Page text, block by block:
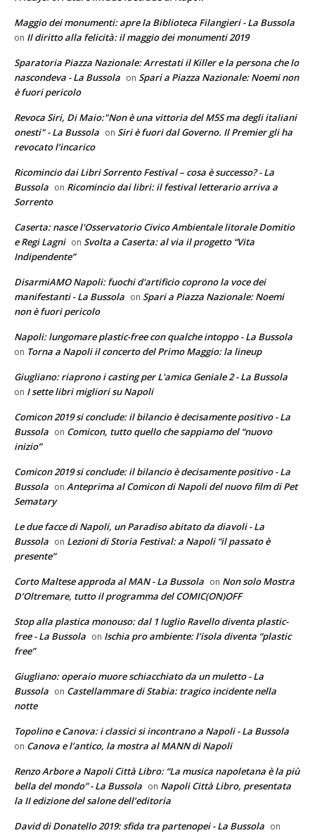
Maggio dei monumenti: apre la Biblioteca Filangieri - La Bussola
on Il diritto alla felicità: il maggio dei monumenti 2019
Sparatoria Piazza Nazionale: Arrestati il Killer e la persona che lo
nascondeva - La Bussola on Spari a Piazza Nazionale: Noemi non
è fuori pericolo
Revoca Siri, Di Maio:"Non è una vittoria del M5S ma degli italiani
onesti" - La Bussola on Siri è fuori dal Governo. Il Premier gli ha
revocato l’incarico
Ricomincio dai Libri Sorrento Festival – cosa è successo? - La
Bussola on Ricomincio dai libri: il festival letterario arriva a
Sorrento
Caserta: nasce l'Osservatorio Civico Ambientale litorale Domitio
e Regi Lagni on Svolta a Caserta: al via il progetto “Vita
Indipendente”
DisarmiAMO Napoli: fuochi d'artificio coprono la voce dei
manifestanti - La Bussola on Spari a Piazza Nazionale: Noemi
non è fuori pericolo
Napoli: lungomare plastic-free con qualche intoppo - La Bussola
on Torna a Napoli il concerto del Primo Maggio: la lineup
Giugliano: riaprono i casting per L'amica Geniale 2 - La Bussola
on I sette libri migliori su Napoli
Comicon 2019 si conclude: il bilancio è decisamente positivo - La
Bussola on Comicon, tutto quello che sappiamo del “nuovo
inizio”
Comicon 2019 si conclude: il bilancio è decisamente positivo - La
Bussola on Anteprima al Comicon di Napoli del nuovo film di Pet
Sematary
Le due facce di Napoli, un Paradiso abitato da diavoli - La
Bussola on Lezioni di Storia Festival: a Napoli “il passato è
presente”
Corto Maltese approda al MAN - La Bussola on Non solo Mostra
D’Oltremare, tutto il programma del COMIC(ON)OFF
Stop alla plastica monouso: dal 1 luglio Ravello diventa plastic-
free - La Bussola on Ischia pro ambiente: l’isola diventa “plastic
free”
Giugliano: operaio muore schiacchiato da un muletto - La
Bussola on Castellammare di Stabia: tragico incidente nella
notte
Topolino e Canova: i classici si incontrano a Napoli - La Bussola
on Canova e l’antico, la mostra al MANN di Napoli
Renzo Arbore a Napoli Città Libro: “La musica napoletana è la più
bella del mondo” - La Bussola on Napoli Città Libro, presentata
la II edizione del salone dell’editoria
David di Donatello 2019: sfida tra partenopei - La Bussola on